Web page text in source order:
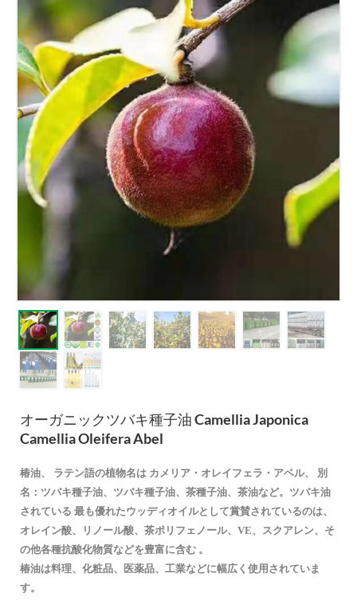
オーガニックツバキ種子油 Camellia Japonica
Camellia Oleifera Abel
椿油、 ラテン語の植物名は カメリア・オレイフェラ・アベル、 別
名：ツバキ種子油、ツバキ種子油、茶種子油、茶油など。ツバキ油
されている 最も優れたウッディオイルとして賞賛されているのは、
オレイン酸、リノール酸、茶ポリフェノール、VE、スクアレン、そ
の他各種抗酸化物質などを豊富に含む 。
椿油は料理、化粧品、医薬品、工業などに幅広く使用されていま
す。